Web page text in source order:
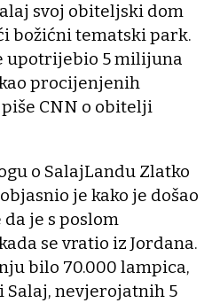
svoj obiteljski dom
božićni tematski park.
upotrijebio 5 milijuna
procijenjenih
CNN o obitelji
o SalajLandu Zlatko
je kako je došao
je s poslom
se vratio iz Jordana.
bilo 70.000 lampica,
Salaj, nevjerojatnih 5